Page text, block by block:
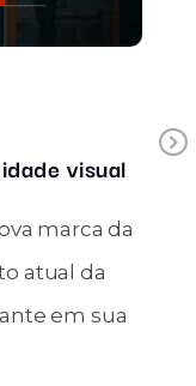
visual
marca da
atual da
em sua